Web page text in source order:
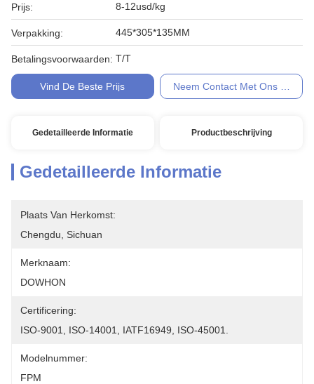
Prijs: 8-12usd/kg
Verpakking: 445*305*135MM
Betalingsvoorwaarden: T/T
Vind De Beste Prijs Neem Contact Met Ons Op
Gedetailleerde Informatie Productbeschrijving
Gedetailleerde Informatie
Plaats Van Herkomst:
Chengdu, Sichuan
Merknaam:
DOWHON
Certificering:
ISO-9001, ISO-14001, IATF16949, ISO-45001.
Modelnummer:
FPM